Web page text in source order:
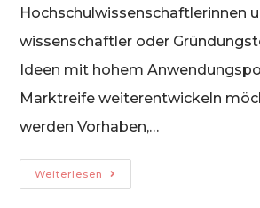
Hochschulwissenschaftlerinnen
wissenschaftler oder
Ideen mit hohem
Marktreife weiterentwickeln
werden Vorhaben,…
Weiterlesen 3.
Förderaufruf